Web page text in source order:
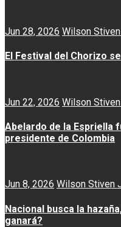
Jun 28, 2026 Wilson
El Festival del Chorizo
Jun 22, 2026 Wilson
Abelardo de la Espriella
presidente de Colombia
Jun 8, 2026 Wilson Stiven
Nacional busca la
ganará?